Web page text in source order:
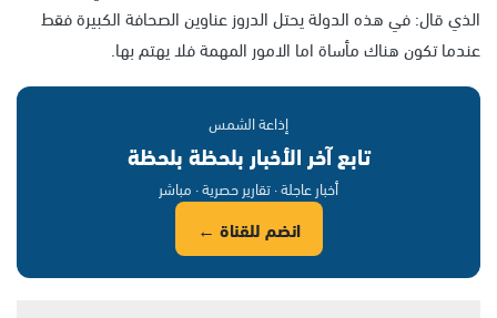
الذي قال: في هذه الدولة يحتل الدروز عناوين الصحافة الكبيرة فقط
عندما تكون هناك مأساة اما الامور المهمة فلا يهتم بها.
إذاعة الشمس
تابع آخر الأخبار بلحظة بلحظة
أخبار عاجلة · تقارير حصرية · مباشر
انضم للقناة ←